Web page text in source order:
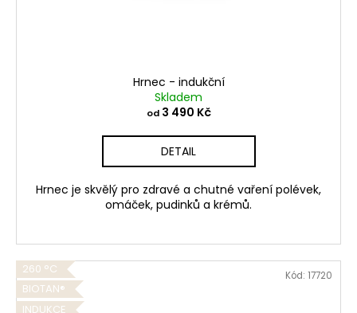
Hrnec - indukční
Skladem
od3 490 Kč
DETAIL
Hrnec je skvělý pro zdravé a chutné vaření polévek,
omáček, pudinků a krémů.
260 °C
BIOTAN®
INDUKCE
Kód: 17720